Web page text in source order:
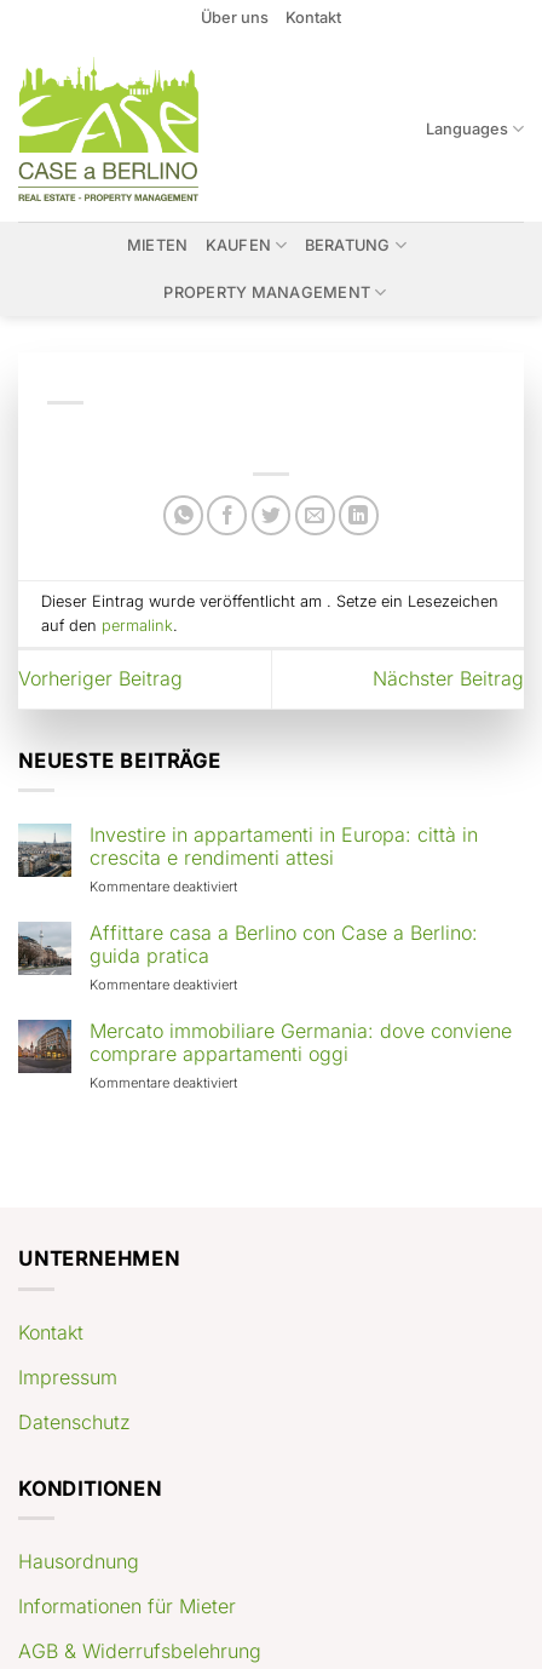
springen
Über uns Kontakt
Languages
MIETEN KAUFEN BERATUNG
PROPERTY MANAGEMENT
Dieser Eintrag wurde veröffentlicht am . Setze ein Lesezeichen
auf den permalink.
Vorheriger Beitrag Nächster Beitrag
NEUESTE BEITRÄGE
Investire in appartamenti in Europa: città in
crescita e rendimenti attesi
Kommentare deaktiviertfür
in
Europa:
in
crescita
rendimenti
Affittare casa a Berlino con Case a Berlino:
guida pratica
Kommentare deaktiviertfür
casa
a
Berlino
con
Mercato immobiliare Germania: dove conviene
comprare appartamenti oggi
Kommentare deaktiviertfür
UNTERNEHMEN
Kontakt
Impressum
Datenschutz
KONDITIONEN
Hausordnung
Informationen für Mieter
AGB & Widerrufsbelehrung